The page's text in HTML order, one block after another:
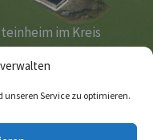
unseren Service zu optimieren.
im Kreis
zählt aktuell 1030
2018.